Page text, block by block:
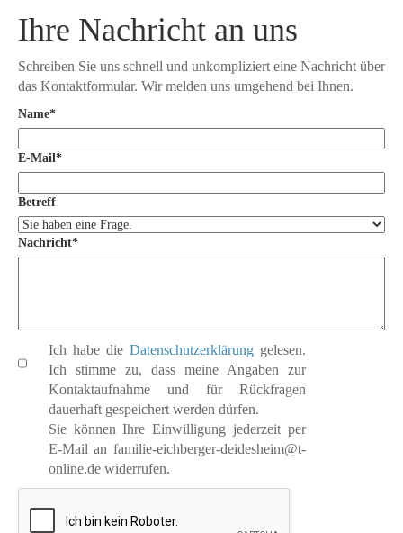
Ihre Nachricht an uns
Schreiben Sie uns schnell und unkompliziert eine Nachricht über
das Kontaktformular. Wir melden uns umgehend bei Ihnen.
Name*
E-Mail*
Betreff
Nachricht*
Ich habe die Datenschutzerklärunggelesen.
Ich stimme zu, dass meine Angaben zur
Kontaktaufnahme und für Rückfragen
dauerhaft gespeichert werden dürfen.
Sie können Ihre Einwilligung jederzeit per
E-Mail an familie-eichberger-deidesheim@t-
online.de widerrufen.